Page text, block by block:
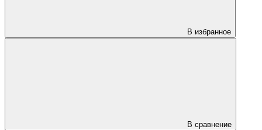
В избранное
В сравнение